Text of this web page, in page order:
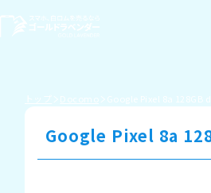
トップ Docomo Google Pixel 8a 128GB
Google Pixel 8a